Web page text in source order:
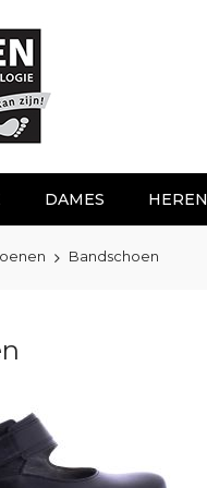
DAMES HEREN
Bandschoen